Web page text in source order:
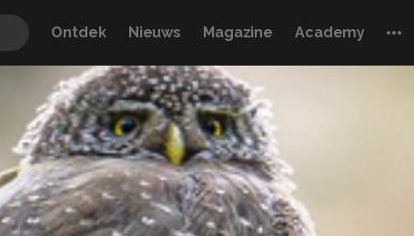
Ontdek Nieuws Magazine Academy